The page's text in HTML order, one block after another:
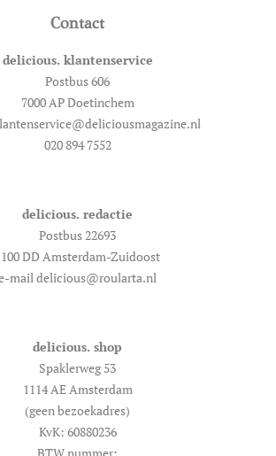
Contact
delicious. klantenservice
Postbus 606
7000 AP Doetinchem
020 894 7552
delicious. redactie
Postbus 22693
DD Amsterdam-Zuidoost
mail delicious@roularta.nl
delicious. shop
Spaklerweg 53
1114 AE Amsterdam
(geen bezoekadres)
KvK: 60880236